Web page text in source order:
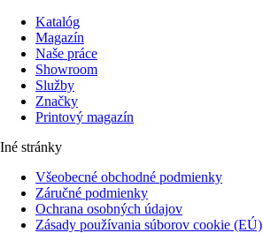
Katalóg
Magazín
Naše práce
Showroom
Služby
Značky
Printový magazín
Iné stránky
Všeobecné obchodné podmienky
Záručné podmienky
Ochrana osobných údajov
Zásady používania súborov cookie (EÚ)